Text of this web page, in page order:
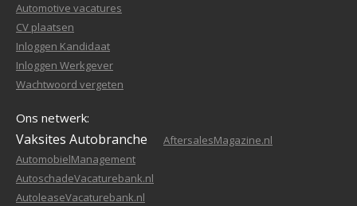
Automotive vacatures
CV plaatsen
Inloggen Kandidaat
Inloggen Werkgever
Wachtwoord vergeten
Ons netwerk:
Vaksites Autobranche
AftersalesMagazine.nl
AutomobielManagement
AutoschadeVacaturebank.nl
AutoleaseVacaturebank.nl